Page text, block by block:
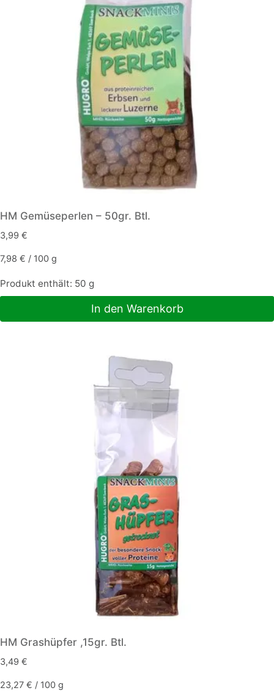
HM Gemüseperlen – 50gr. Btl.
3,99 €
7,98 € / 100 g
Produkt enthält: 50 g
In den Warenkorb
HM Grashüpfer ,15gr. Btl.
3,49 €
23,27 € / 100 g